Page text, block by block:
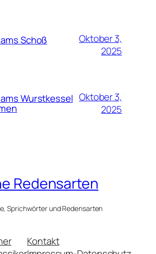
Schoß
Oktober 3,
2025
Wurstkessel Oktober 3,
2025
Redensarten
Sprichwörter und Redensarten
Kontakt